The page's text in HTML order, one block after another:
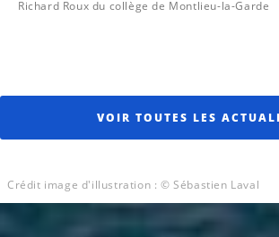
Richard Roux du collège de Montlieu-la-Garde
VOIR TOUTES LES
Crédit image d'illustration : © Sébastien Laval